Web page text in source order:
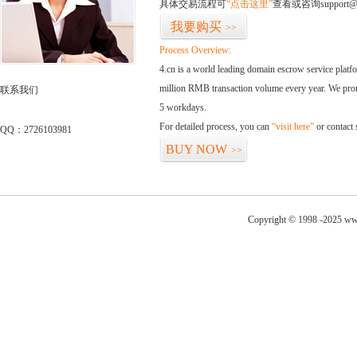
联系我们
QQ：2726103981
具体交易流程可“点击这里”查看或咨询
我要购买 >>
Process Overview:
4.cn is a world leading domain escrow service
million RMB transaction volume every year. We
5 workdays.
For detailed process, you can “visit here” or contact
BUY NOW >>
Copyright © 1998 -2025